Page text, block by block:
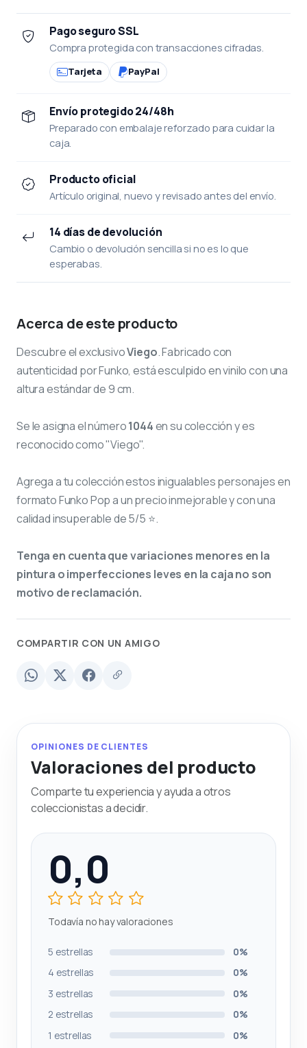
Pago seguro SSL
Compra protegida con transacciones cifradas.
Tarjeta PayPal
Envío protegido 24/48h
Preparado con embalaje reforzado para cuidar la
caja.
Producto oficial
Artículo original, nuevo y revisado antes del envío.
14 días de devolución
Cambio o devolución sencilla si no es lo que
esperabas.
Acerca de este producto
Descubre el exclusivoViego. Fabricado con
autenticidad por Funko, está esculpido en vinilo con una
altura estándar de 9 cm.
Se le asigna el número1044en su colección y es
reconocido como "Viego".
Agrega a tu colección estos inigualables personajes en
formato Funko Pop a un precio inmejorable y con una
calidad insuperable de 5/5 ⭐.
Tenga en cuenta que variaciones menores en la
pintura o imperfecciones leves en la caja no son
motivo de reclamación.
COMPARTIR CON UN AMIGO
OPINIONES DE CLIENTES
Valoraciones del producto
Comparte tu experiencia y ayuda a otros
coleccionistas a decidir.
0,0
Todavía no hay valoraciones
5 estrellas
0%
4 estrellas
0%
3 estrellas
0%
2 estrellas
0%
1 estrellas
0%